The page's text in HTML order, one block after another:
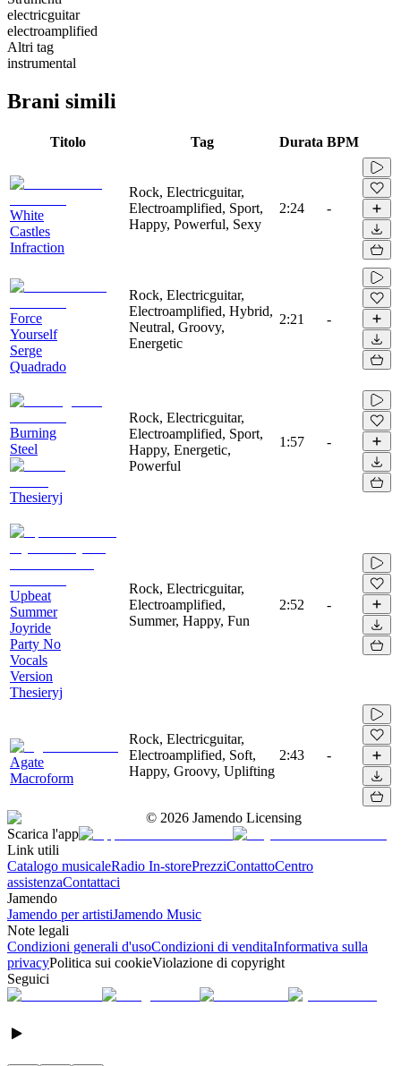
electricguitar
electroamplified
Altri tag
instrumental
Brani simili
Titolo Tag Durata BPM
White
Castles
Infraction
Rock, Electricguitar,
Electroamplified, Sport,
Happy, Powerful, Sexy
2:24 -
Force
Yourself
Serge
Quadrado
Rock, Electricguitar,
Electroamplified, Hybrid,
Neutral, Groovy,
Energetic
2:21 -
Burning
Steel
Thesieryj
Rock, Electricguitar,
Electroamplified, Sport,
Happy, Energetic,
Powerful
1:57 -
Upbeat
Summer
Joyride
Party No
Vocals
Version
Thesieryj
Rock, Electricguitar,
Electroamplified,
Summer, Happy, Fun
2:52 -
Agate
Macroform
Rock, Electricguitar,
Electroamplified, Soft,
Happy, Groovy, Uplifting
2:43 -
© 2026 Jamendo Licensing
Scarica l'app
Link utili
Catalogo musicaleRadio In-storePrezziContattoCentro
assistenzaContattaci
Jamendo
Jamendo per artistiJamendo Music
Note legali
Condizioni generali d'usoCondizioni di venditaInformativa sulla
privacyPolitica sui cookieViolazione di copyright
Seguici